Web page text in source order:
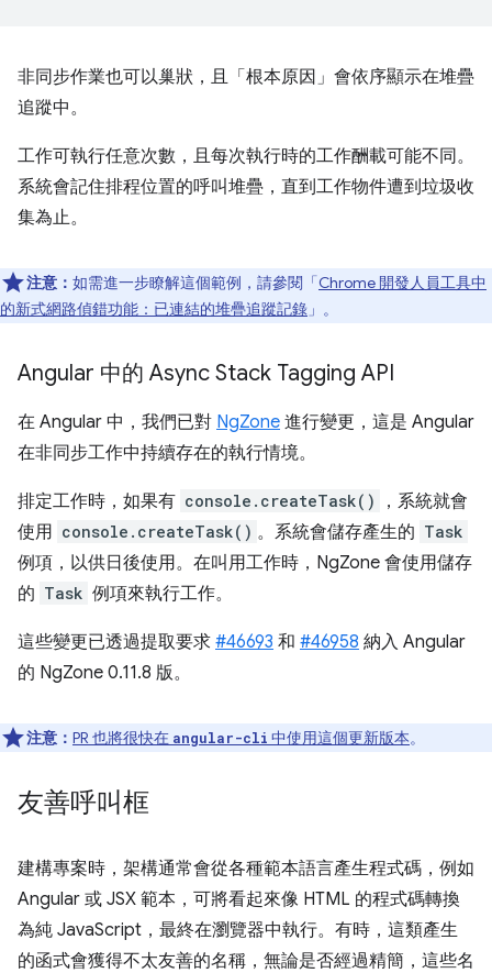
非同步作業也可以巢狀，且「根本原因」會依序顯示在堆疊
追蹤中。
工作可執行任意次數，且每次執行時的工作酬載可能不同。
系統會記住排程位置的呼叫堆疊，直到工作物件遭到垃圾收
集為止。
注意： 如需進一步瞭解這個範例，請參閱「Chrome 開發人員工具中
的新式網路偵錯功能：已連結的堆疊追蹤記錄 」。
Angular 中的 Async Stack Tagging API
在 Angular 中，我們已對 NgZone 進行變更，這是 Angular
在非同步工作中持續存在的執行情境。
排定工作時，如果有 console.createTask()
，系統就會
使用 console.createTask() 。系統會儲存產生的 Task
例項，以供日後使用。在叫用工作時，NgZone 會使用儲存
的 Task 例項來執行工作。
這些變更已透過提取要求 #46693 和 #46958 納入 Angular
的 NgZone 0.11.8 版。
注意： PR 也將很快在 angular-cli 中使用這個更新版本。
友善呼叫框
建構專案時，架構通常會從各種範本語言產生程式碼，例如
Angular 或 JSX 範本，可將看起來像 HTML 的程式碼轉換
為純 JavaScript，最終在瀏覽器中執行。有時，這類產生
的函式會獲得不太友善的名稱，無論是否經過精簡，這些名